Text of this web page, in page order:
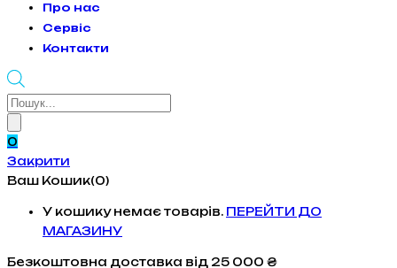
Про нас
Сервіс
Контакти
Products
0
Закрити
Ваш Кошик(0)
У кошику немає товарів. ПЕРЕЙТИ ДО
МАГАЗИНУ
Безкоштовна доставка від 25 000 ₴